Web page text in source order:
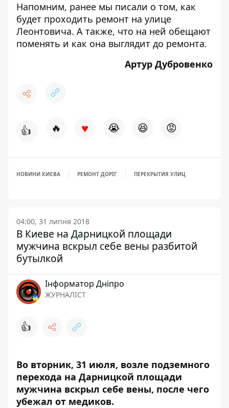
Напомним, ранее мы писали о том, как
будет проходить ремонт на улице
Леонтовича. А также, что на ней обещают
поменять и как она выглядит до ремонта.
Артур Дубровенко
👍 🔥 ♥ 😭 😆 😡
НОВИНИ КИЄВА РЕМОНТ ДОРІГ ПЕРЕКРЫТИЯ УЛИЦ
04:00, 31 липня 2018
В Киеве на Дарницкой площади
мужчина вскрыл себе вены разбитой
бутылкой
Інформатор Дніпро
ЖУРНАЛІСТ
👍
Во вторник, 31 июля, возле подземного
перехода на Дарницкой площади
мужчина вскрыл себе вены, после чего
убежал от медиков.